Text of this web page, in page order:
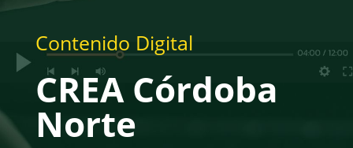
Contenido Digital
CREA Córdoba
Norte